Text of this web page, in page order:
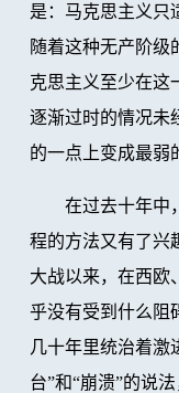
是：马克思主义只
随着这种无产阶级
克思主义至少在这
逐渐过时的情况未
的一点上变成最弱
在过去十年中，
程的方法又有了兴
大战以来，在西欧
乎没有受到什么阻
几十年里统治着激
台”和“崩溃”的说